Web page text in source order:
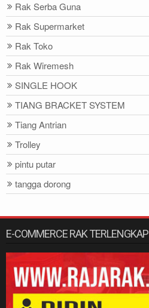
Rak Serba Guna
Rak Supermarket
Rak Toko
Rak Wiremesh
SINGLE HOOK
TIANG BRACKET SYSTEM
Tiang Antrian
Trolley
pintu putar
tangga dorong
E-COMMERCE RAK TERLENGKAP